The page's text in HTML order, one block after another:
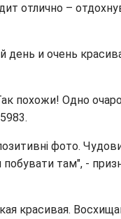
отлично –
день и очень
похожи! Одно
фото.
побувати там", -
красивая.